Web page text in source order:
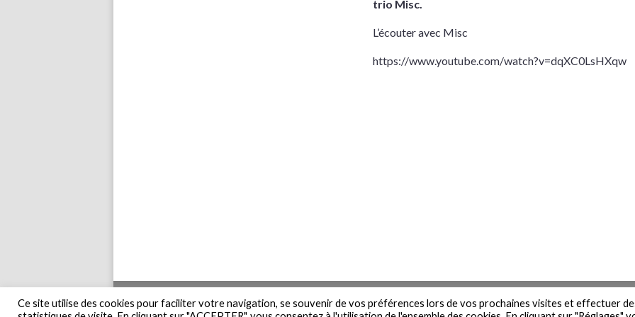
trio Misc.
L’écouter avec Misc
https://www.youtube.com/watch?v=dqXC0LsHXqw
Accueil Plan du site Contact Newsletter Mentions légales
Politique
Ce site utilise des cookies pour faciliter votre navigation, se souvenir de vos préférences lors de vos prochaines visites et effectuer